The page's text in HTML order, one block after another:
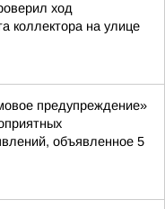
ход
коллектора на улице
предупреждение»
объявленное 5